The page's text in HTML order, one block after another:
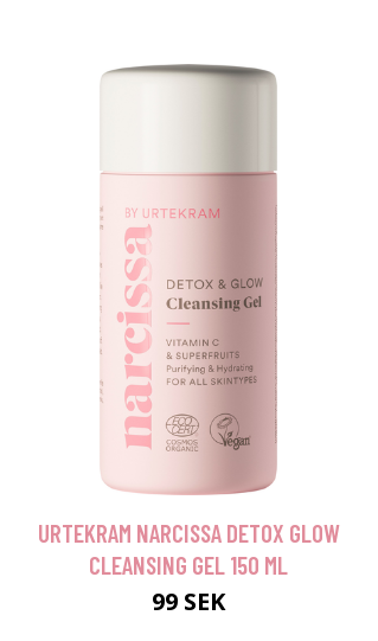
URTEKRAM NARCISSA DETOX GLOW
CLEANSING GEL 150 ML
99 SEK